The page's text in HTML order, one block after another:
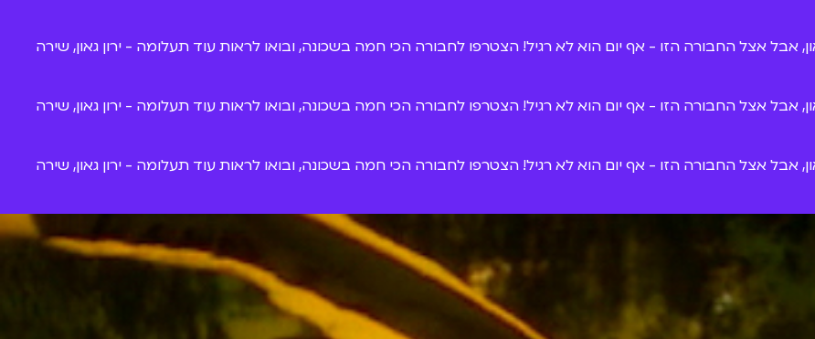
אבל אצל החבורה הזו - אף יום הוא לא רגיל! הצטרפו לחבורה הכי חמה בשכונה, ובואו לראות עוד תעלומה - ירון גאון, שירה
אבל אצל החבורה הזו - אף יום הוא לא רגיל! הצטרפו לחבורה הכי חמה בשכונה, ובואו לראות עוד תעלומה - ירון גאון, שירה
אבל אצל החבורה הזו - אף יום הוא לא רגיל! הצטרפו לחבורה הכי חמה בשכונה, ובואו לראות עוד תעלומה - ירון גאון, שירה